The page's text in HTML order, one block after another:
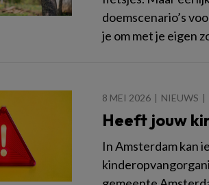
doemscenario’s
je om met je eigen
8 MEI 2026 NIEUWS
Heeft jouw
In Amsterdam kan